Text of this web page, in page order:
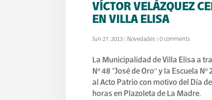
VÍCTOR VELÁZQUEZ
EN VILLA ELISA
Jun 27, 2013 | Novedades |0 comments
La Municipalidad de Villa Elisa a
Nº 48 “José de Oro” y la Escuela
al Acto Patrio con motivo del Día
horas en Plazoleta de La Madre.